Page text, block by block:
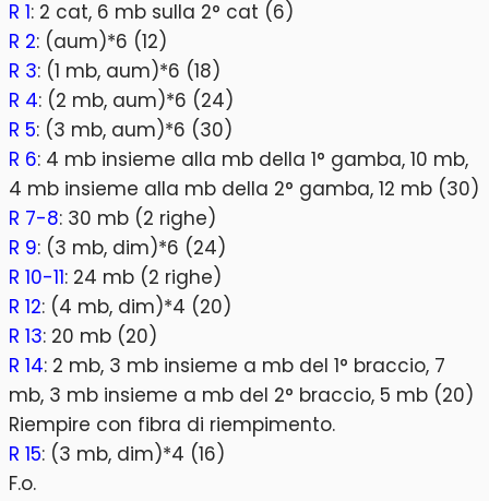
R 1: 2 cat, 6 mb sulla 2° cat (6)
R 2: (aum)*6 (12)
R 3: (1 mb, aum)*6 (18)
R 4: (2 mb, aum)*6 (24)
R 5: (3 mb, aum)*6 (30)
R 6: 4 mb insieme alla mb della 1° gamba, 10 mb,
4 mb insieme alla mb della 2° gamba, 12 mb (30)
R 7-8: 30 mb (2 righe)
R 9: (3 mb, dim)*6 (24)
R 10-11: 24 mb (2 righe)
R 12: (4 mb, dim)*4 (20)
R 13: 20 mb (20)
R 14: 2 mb, 3 mb insieme a mb del 1° braccio, 7
mb, 3 mb insieme a mb del 2° braccio, 5 mb (20)
Riempire con fibra di riempimento.
R 15: (3 mb, dim)*4 (16)
F.o.